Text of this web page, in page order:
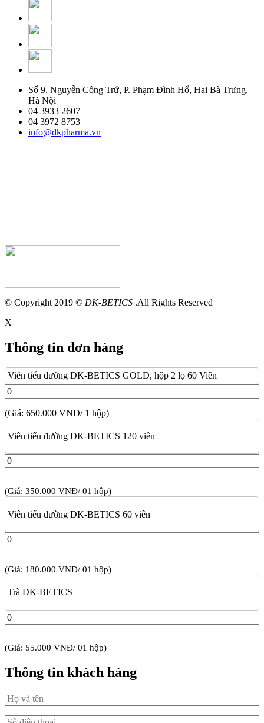
Số 9, Nguyễn Công Trứ, P. Phạm Đình Hổ, Hai Bà Trưng,
Hà Nội
04 3933 2607
04 3972 8753
info@dkpharma.vn
© Copyright 2019 © DK-BETICS .All Rights Reserved
X
Thông tin đơn hàng
Viên tiểu đường DK-BETICS GOLD, hộp 2 lọ 60 Viên
(Giá: 650.000 VNĐ/ 1 hộp)
Viên tiểu đường DK-BETICS 120 viên
(Giá: 350.000 VNĐ/ 01 hộp)
Viên tiểu đường DK-BETICS 60 viên
(Giá: 180.000 VNĐ/ 01 hộp)
Trà DK-BETICS
(Giá: 55.000 VNĐ/ 01 hộp)
Thông tin khách hàng